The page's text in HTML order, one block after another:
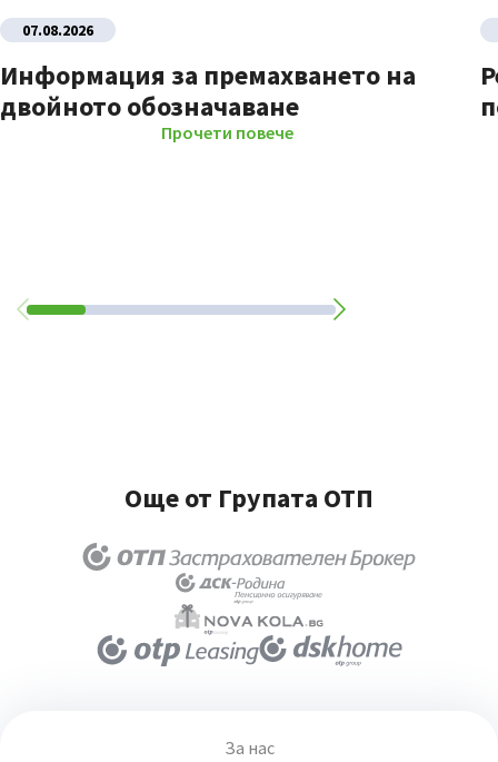
07.08.2026
Информация за премахването на
двойното обозначаване
Прочети повече
Още от Групата ОТП
За нас